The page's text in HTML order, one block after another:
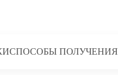
СПОСОБЫ ПОЛУЧЕНИЯ